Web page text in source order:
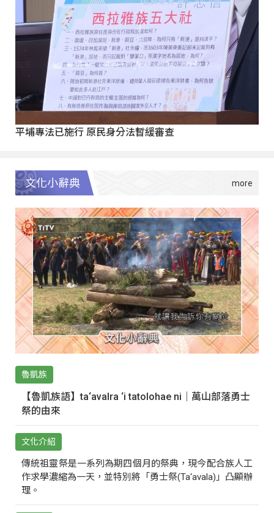
平埔專法已施行 原民身分法暫緩審查
文化小辭典
魯凱族
【魯凱族語】ta‘avalra ‘i tatolohae ni｜萬山部落勇士
祭的由來
文化介紹
傳統祖靈祭是一系列為期四個月的祭典，現今配合族人工
作求學濃縮為一天，並特別將「勇士祭(Ta‘avala)」凸顯辦
理。